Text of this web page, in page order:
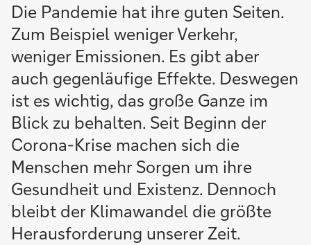
Die Pandemie hat ihre guten Seiten.
Zum Beispiel weniger Verkehr,
weniger Emissionen. Es gibt aber
auch gegenläufige Effekte. Deswegen
ist es wichtig, das große Ganze im
Blick zu behalten. Seit Beginn der
Corona-Krise machen sich die
Menschen mehr Sorgen um ihre
Gesundheit und Existenz. Dennoch
bleibt der Klimawandel die größte
Herausforderung unserer Zeit.